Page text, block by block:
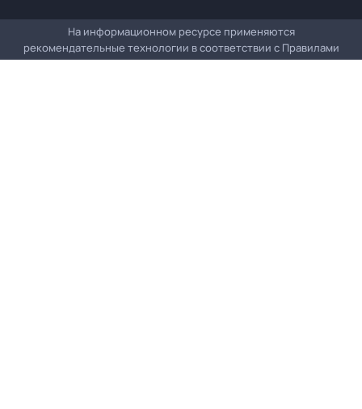
На информационном ресурсе применяются
рекомендательные технологии в соответствии с Правилами